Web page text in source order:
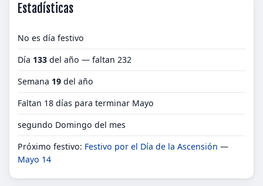
Estadísticas
No es día festivo
Día 133 del año — faltan 232
Semana 19 del año
Faltan 18 días para terminar Mayo
segundo Domingo del mes
Próximo festivo: Festivo por el Día de la Ascensión —
Mayo 14